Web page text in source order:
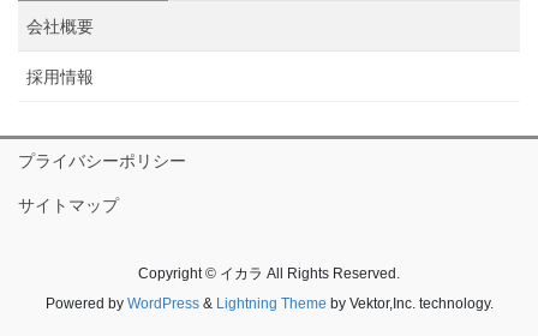
会社概要
採用情報
プライバシーポリシー
サイトマップ
Copyright © イカラ All Rights Reserved.
Powered by WordPress& Lightning Theme by Vektor,Inc. technology.